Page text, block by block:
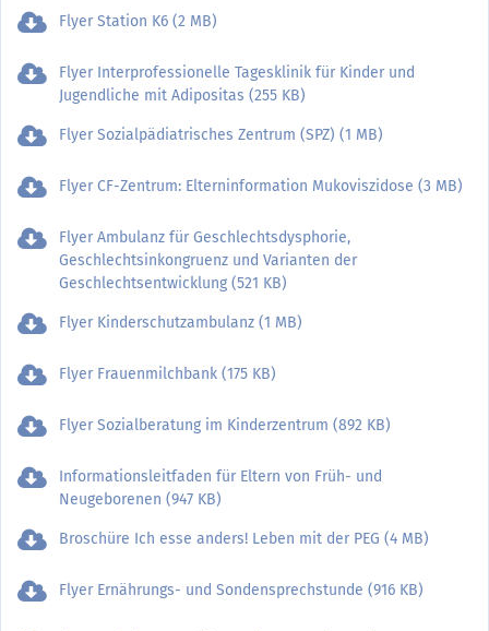
Flyer Station K6 (2 MB)
Flyer Interprofessionelle Tagesklinik für Kinder und
Jugendliche mit Adipositas (255 KB)
Flyer Sozialpädiatrisches Zentrum (SPZ) (1 MB)
Flyer CF-Zentrum: Elterninformation Mukoviszidose (3 MB)
Flyer Ambulanz für Geschlechtsdysphorie,
Geschlechtsinkongruenz und Varianten der
Geschlechtsentwicklung (521 KB)
Flyer Kinderschutzambulanz (1 MB)
Flyer Frauenmilchbank (175 KB)
Flyer Sozialberatung im Kinderzentrum (892 KB)
Informationsleitfaden für Eltern von Früh- und
Neugeborenen (947 KB)
Broschüre Ich esse anders! Leben mit der PEG (4 MB)
Flyer Ernährungs- und Sondensprechstunde (916 KB)